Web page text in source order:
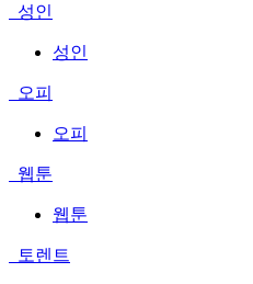
성인
성인
오피
오피
웹툰
웹툰
토렌트